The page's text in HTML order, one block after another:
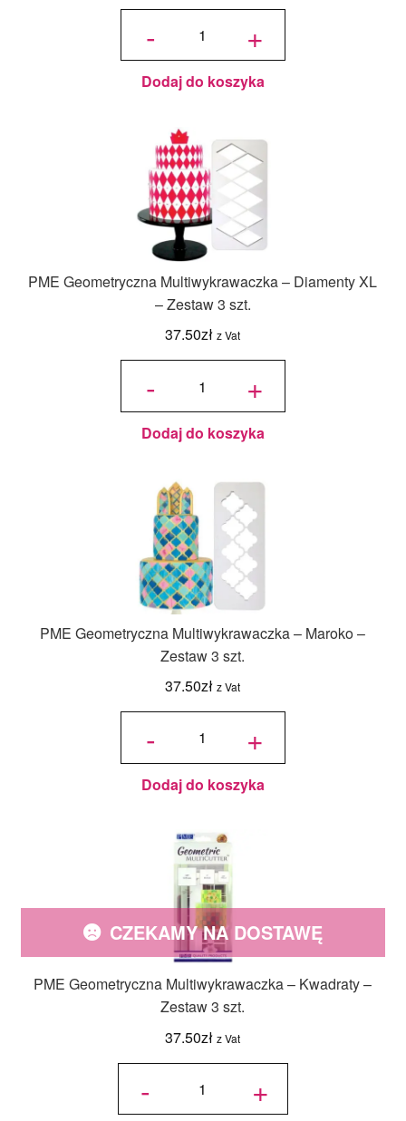
-
ilość PME
Multiwykrawaczka
- Rybie Łuski -
Zestaw 3 szt. +
Dodaj do koszyka
PME Geometryczna Multiwykrawaczka – Diamenty XL
– Zestaw 3 szt.
37.50zł z Vat
-
ilość PME
Multiwykrawaczka
- Diamenty XL -
Zestaw 3 szt. +
Dodaj do koszyka
PME Geometryczna Multiwykrawaczka – Maroko –
Zestaw 3 szt.
37.50zł z Vat
-
ilość PME
Multiwykrawaczka
- Maroko - Zestaw +
Dodaj do koszyka
PME Geometryczna Multiwykrawaczka – Kwadraty –
Zestaw 3 szt.
37.50zł z Vat
CZEKAMY NA DOSTAWĘ
-
ilość PME
Multiwykrawaczka
- Kwadraty -
Zestaw 3 szt. +